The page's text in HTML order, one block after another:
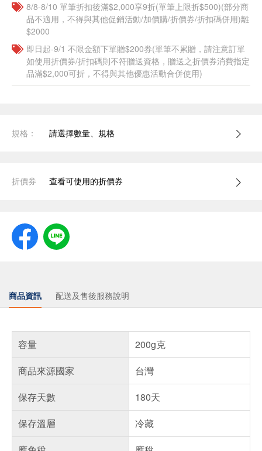
8/8-8/10 單筆折扣後滿$2,000享9折(單筆上限折$500)(部分商
品不適用，不得與其他促銷活動/加價購/折價券/折扣碼併用)離
$2000
即日起-9/1 不限金額下單贈$200券(單筆不累贈，請注意訂單
如使用折價券/折扣碼則不符贈送資格，贈送之折價券消費指定
品滿$2,000可折，不得與其他優惠活動合併使用)
規格： 請選擇數量、規格
折價券 查看可使用的折價券
商品資訊 配送及售後服務說明
容量
200g克
商品來源國家
台灣
保存天數
180天
保存溫層
冷藏